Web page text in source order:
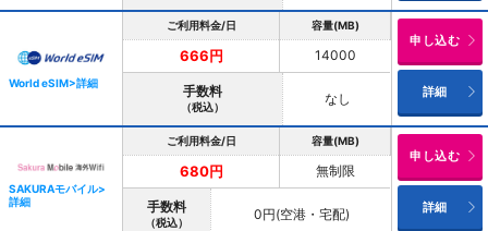
World eSIM>詳細
ご利用料金/日 容量(MB)
666円 14000
手数料
（税込） なし
申し込む
詳細
SAKURAモバイル>
詳細
ご利用料金/日 容量(MB)
680円 無制限
手数料
（税込） 0円(空港・宅配)
申し込む
詳細